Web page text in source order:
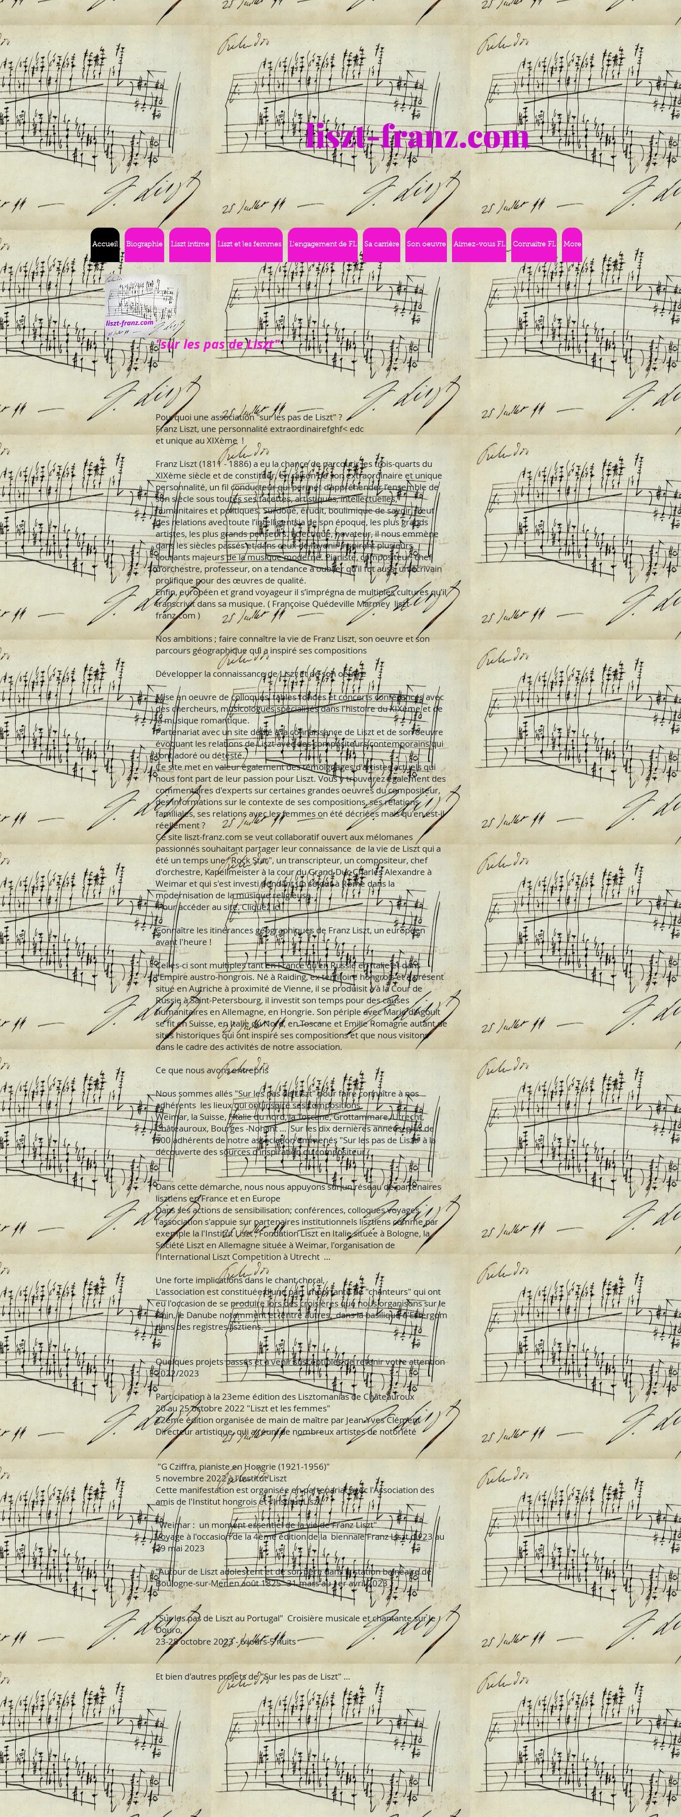
liszt-franz.com
Accueil Biographie Liszt intime Liszt et les femmes L'engagement de FL Sa carrière Son oeuvre Aimez-vous FL Connaitre FL More
"sur les pas de Liszt"
Pourquoi une association "sur les pas de Liszt" ?
Franz Liszt, une personnalité extraordinairefghf< edc
et unique au XIXème !
Franz Liszt (1811 - 1886) a eu la chance de parcourir les trois-quarts du
XIXème siècle et de constituer, en raison de son extraordinaire et unique
personnalité, un fil conducteur qui permet d’appréhender l’ensemble de
son siècle sous toutes ses facettes, artistiques, intellectuelles,
humanitaires et politiques. Surdoué, érudit, boulimique de savoir, il eut
des relations avec toute l’intelligentsia de son époque, les plus grands
artistes, les plus grands penseurs. Éclectique, novateur, il nous emmène
dans les siècles passés et dans ceux de l’avenir inspirant plusieurs
courants majeurs de la musique moderne. Pianiste, compositeur, chef
d’orchestre, professeur, on a tendance à oublier qu’il fut aussi un écrivain
prolifique pour des œuvres de qualité.
Enfin, européen et grand voyageur il s’imprégna de multiples cultures qu’il
transcrivit dans sa musique. ( Françoise Quédeville Marmey liszt-
franz.com )
Nos ambitions ; faire connaître la vie de Franz Liszt, son oeuvre et son
parcours géographique qui a inspiré ses compositions
Développer la connaissance de Liszt et de son oeuvre
Mise en oeuvre de colloques, tables rondes et concerts conférences avec
des chercheurs, musicologues spécialisés dans l'histoire du XIXème et de
la musique romantique.
Partenariat avec un site dédié à la connaissance de Liszt et de son oeuvre
évoquant les relations de Liszt avec des compositeurs contemporains qui
l'ont adoré ou détesté.
Ce site met en valeur également des témoignages d'artistes actuels qui
nous font part de leur passion pour Liszt. Vous y trouverez également des
commentaires d'experts sur certaines grandes oeuvres du compositeur,
des informations sur le contexte de ses compositions, ses relations
familiales, ses relations avec les femmes on été décriées mais qu'en est-il
réellement ?
Ce site liszt-franz.com se veut collaboratif ouvert aux mélomanes
passionnés souhaitant partager leur connaissance de la vie de Liszt qui a
été un temps une "Rock Star", un transcripteur, un compositeur, chef
d'orchestre, Kapellmeister à la cour du Grand-Duc Charles Alexandre à
Weimar et qui s'est investi pendant un séjour à Rome dans la
modernisation de la musique religieuse.
Pour accéder au site Cliquez ici
Connaître les itinérances géographiques de Franz Liszt, un européen
avant l'heure !
Celles-ci sont multiples tant en France qu'en Russie en Italie et dans
l'Empire austro-hongrois. Né à Raiding, ex territoire hongrois et à présent
situé en Autriche à proximité de Vienne, il se produisit à à la Cour de
Russie à Saint-Petersbourg, il investit son temps pour des causes
humanitaires en Allemagne, en Hongrie. Son périple avec Marie d'Agoult
se fit en Suisse, en Italie du Nord, en Toscane et Emilie Romagne autant de
sites historiques qui ont inspiré ses compositions et que nous visitons
dans le cadre des activités de notre association.
Ce que nous avons entrepris
Nous sommes allés "Sur les pas de Liszt" pour faire connaître à nos
adhérents les lieux qui ont inspiré ses compositions
Weimar, la Suisse, l'Italie du nord, la Toscane, Grottammare, Utrecht,
Châteauroux, Bourges -Nohant … Sur les dix dernières années, plus de
500 adhérents de notre association emmenés "Sur les pas de Liszt" à la
découverte des sources d'inspiration du compositeur
Dans cette démarche, nous nous appuyons sur un réseau de partenaires
lisztiens en France et en Europe
Dans ses actions de sensibilisation; conférences, colloques voyages
l'association s'appuie sur partenaires institutionnels lisztiens comme par
exemple la l'Institut Liszt , Fondation Liszt en Italie située à Bologne, la
Société Liszt en Allemagne située à Weimar, l'organisation de
l'International Liszt Competition à Utrecht …
Une forte implications dans le chant choral,
L'association est constituée d'une part importante de "chanteurs" qui ont
eu l'occasion de se produire lors des croisières que nous organisons sur le
Rhin, le Danube notamment et ,entre autres, dans la basilique d'Estergom
dans des registres lisztiens.
Quelques projets passés et à venir susceptibles de retenir votre attention
2022/2023
Participation à la 23eme édition des Lisztomanias de Châteauroux
20 au 25 octobre 2022 "Liszt et les femmes"
22eme édition organisée de main de maître par Jean-Yves Clément
Directeur artistique, qui a réuni de nombreux artistes de notoriété
"G Cziffra, pianiste en Hongrie (1921-1956)"
5 novembre 2022 à l'Institut Liszt
Cette manifestation est organisée en partenariat avec l'Association des
amis de l'Institut hongrois et l'Institut Liszt.
"Weimar : un moment essentiel de la vie de Franz Liszt"
Voyage à l'occasion de la 4ème édition de la biennale Franz Liszt du 23 au
29 mai 2023
"Autour de Liszt adolescent et de son père dans la station balnéaire de
Boulogne-sur-Mer en août 1825" 31 mars au 1er avril 2023
"Sur les pas de Liszt au Portugal" Croisière musicale et chantante sur le
Douro,
23-28 octobre 2023 - 6 jours-5 nuits
Et bien d'autres projets de "Sur les pas de Liszt" …